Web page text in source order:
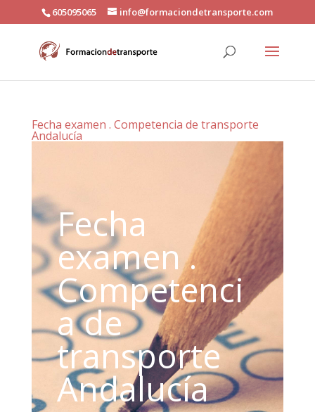
605095065 info@formaciondetransporte.com
Fecha examen . Competencia de transporte
Andalucía
Fecha
examen .
Competenci
a de
transporte
Andalucía